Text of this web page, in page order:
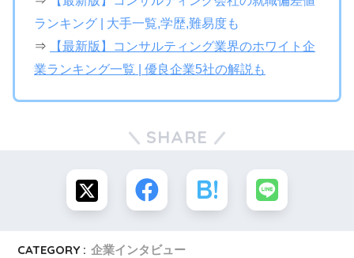
ランキング | 大手一覧,学歴,難易度も
⇒
【最新版】コンサルティング業界のホワイト企
業ランキング一覧 | 優良企業5社の解説も
SHARE
CATEGORY : 企業インタビュー